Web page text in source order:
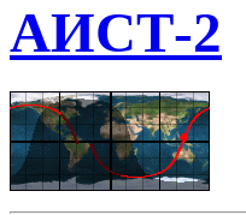
АИСТ-2